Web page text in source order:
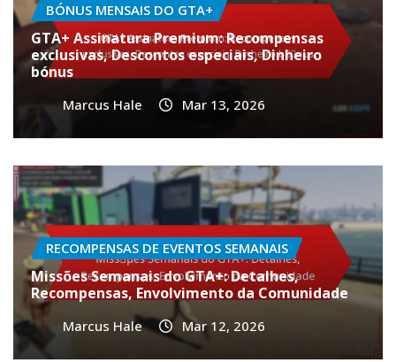
BÓNUS MENSAIS DO GTA+
GTA+ Assinatura Premium: Recompensas
exclusivas, Descontos especiais, Dinheiro
bónus
Marcus Hale Mar 13, 2026
RECOMPENSAS DE EVENTOS SEMANAIS
Missões Semanais do GTA+: Detalhes,
Recompensas, Envolvimento da Comunidade
Marcus Hale Mar 12, 2026